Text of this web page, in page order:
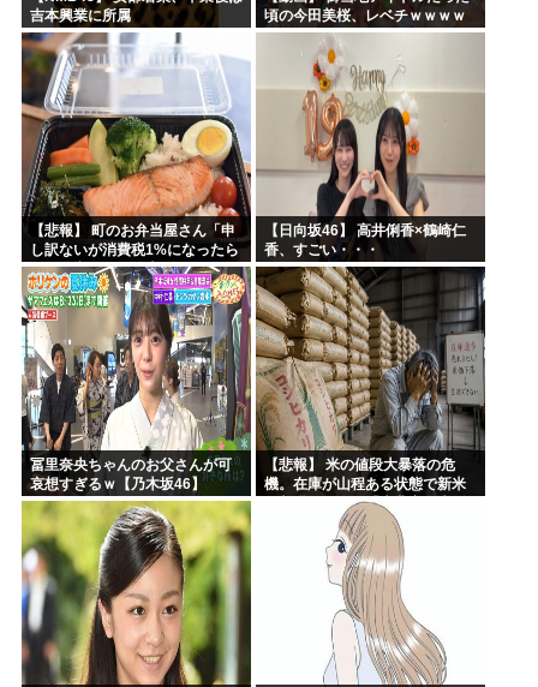
吉本興業に所属
頃の今田美桜、レベチｗｗｗｗ
ｗｗｗｗｗｗｗｗｗｗｗｗｗｗ
【悲報】 町のお弁当屋さん「申
し訳ないが消費税1%になったら
その分商品代を値上げするわ」
【日向坂46】 高井俐香×鶴崎仁
香、すごい・・・
冨里奈央ちゃんのお父さんが可
哀想すぎるｗ【乃木坂46】
【悲報】 米の値段大暴落の危
機。在庫が山程ある状態で新米
の収穫始まる。「米農家が生活